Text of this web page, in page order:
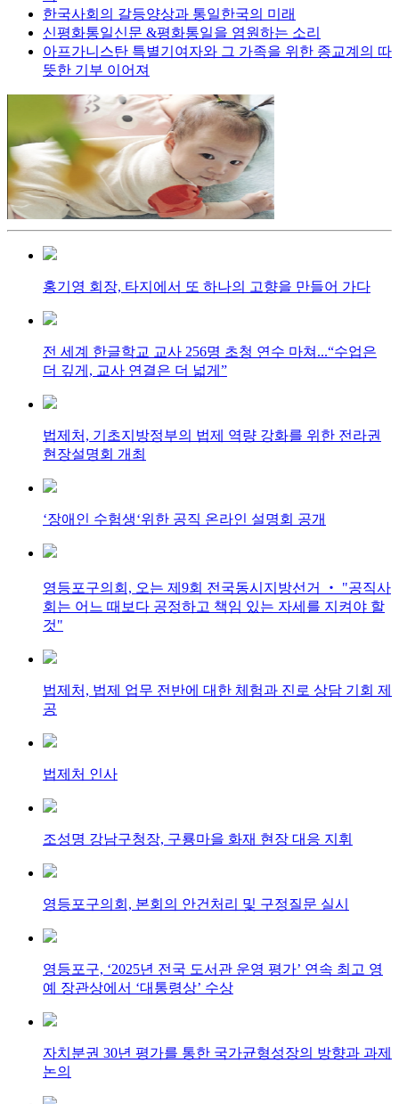
한국사회의 갈등양상과 통일한국의 미래
신평화통일신문 &평화통일을 염원하는 소리
아프가니스탄 특별기여자와 그 가족을 위한 종교계의 따
뜻한 기부 이어져
홍기영 회장, 타지에서 또 하나의 고향을 만들어 가다
전 세계 한글학교 교사 256명 초청 연수 마쳐...“수업은
더 깊게, 교사 연결은 더 넓게”
법제처, 기초지방정부의 법제 역량 강화를 위한 전라권
현장설명회 개최
‘장애인 수험생‘위한 공직 온라인 설명회 공개
영등포구의회, 오는 제9회 전국동시지방선거 ‧ "공직사
회는 어느 때보다 공정하고 책임 있는 자세를 지켜야 할
것"
법제처, 법제 업무 전반에 대한 체험과 진로 상담 기회 제
공
법제처 인사
조성명 강남구청장, 구룡마을 화재 현장 대응 지휘
영등포구의회, 본회의 안건처리 및 구정질문 실시
영등포구, ‘2025년 전국 도서관 운영 평가’ 연속 최고 영
예 장관상에서 ‘대통령상’ 수상
자치분권 30년 평가를 통한 국가균형성장의 방향과 과제
논의